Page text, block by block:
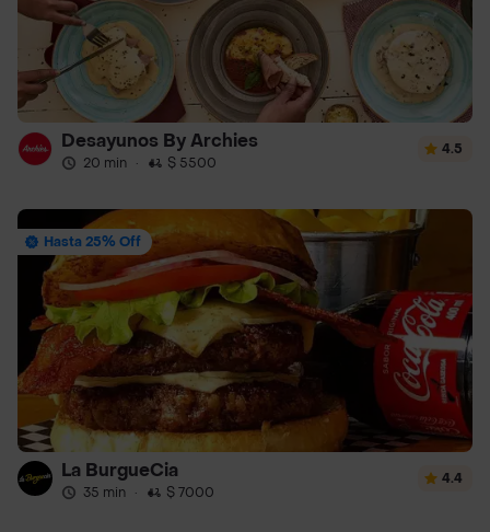
Desayunos By Archies
20 min · $ 5500
4.5
Hasta 25% Off
La BurgueCia
35 min · $ 7000
4.4